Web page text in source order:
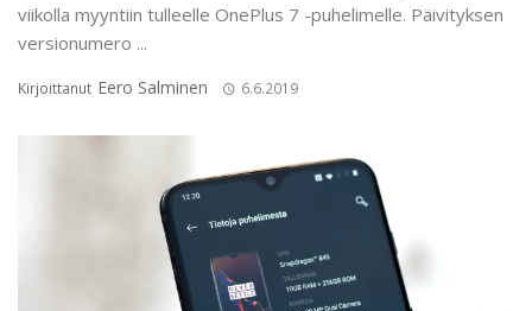
viikolla myyntiin tulleelle OnePlus 7 -puhelimelle. Päivityksen
versionumero ...
Kirjoittanut Eero Salminen 6.6.2019